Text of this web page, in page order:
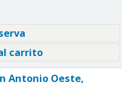
carrito
Antonio Oeste,